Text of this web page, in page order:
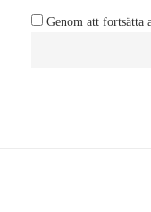
Genom att fortsätta